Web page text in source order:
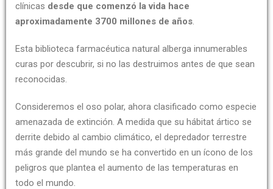
clínicas desde que comenzó la vida hace
aproximadamente 3700 millones de años.
Esta biblioteca farmacéutica natural alberga innumerables
curas por descubrir, si no las destruimos antes de que sean
reconocidas.
Consideremos el oso polar, ahora clasificado como especie
amenazada de extinción. A medida que su hábitat ártico se
derrite debido al cambio climático, el depredador terrestre
más grande del mundo se ha convertido en un ícono de los
peligros que plantea el aumento de las temperaturas en
todo el mundo.